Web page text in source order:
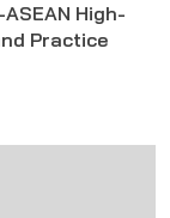
High-
Practice